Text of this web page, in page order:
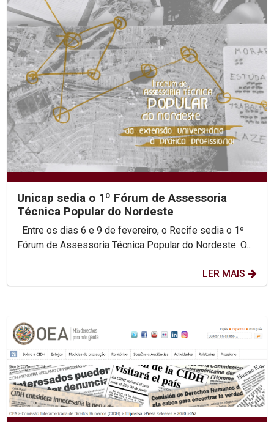
Unicap sedia o 1º Fórum de Assessoria
Técnica Popular do Nordeste
Fórum de Assessoria Técnica Popular do Nordeste. O...
LER MAIS